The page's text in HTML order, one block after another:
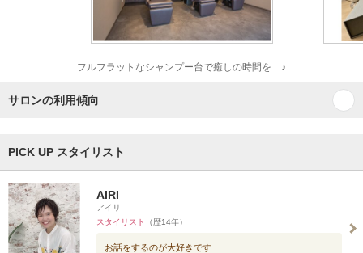
フルフラットなシャンプー台で癒しの時間を…♪
サロンの利用傾向
PICK UP スタイリスト
AIRI
アイリ
スタイリスト
（歴14年）
お話をするのが大好きです